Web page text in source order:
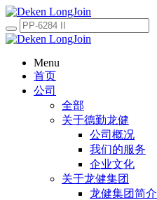
Menu
首页
公司
全部
关于德勤龙健
公司概况
我们的服务
企业文化
关于龙健集团
龙健集团简介